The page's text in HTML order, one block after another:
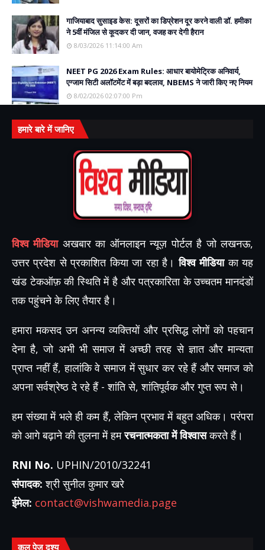
गाजियाबाद सुसाइड केस: दूसरों का डिप्रेशन दूर करने वाली डॉ. हमीका
ने 5वीं मंजिल से कूदकर दी जान, वजह कर देगी हैरान
8/03/2026 11:14:00 Am
NEET PG 2026 Exam Rules: आधार बायोमेट्रिक अनिवार्य,
एग्जाम सिटी अलॉटमेंट में बड़ा बदलाव, NBEMS ने जारी किए नए नियम
8/02/2026 02:07:00 Pm
हमारे बारे में जानिए
विश्व मीडियाअखबार का ऑनलाइन न्यूज़ पोर्टल है जो लखनऊ,
उत्तर प्रदेश से प्रकाशित किया जा रहा है।विश्व मीडियाका यह
खंड टेकऑफ़ की स्थिति में है और पत्रकारिता के उच्चतम मानदंडों
तक पहुंचने के लिए तैयार है।
हमारा मकसद उन अनन्य व्यक्तियों और प्रसिद्ध लोगों को पहचान
देना है, जो अभी भी समाज में अच्छी तरह से ज्ञात और मान्यता
प्राप्त नहीं हैं, हालांकि वे समाज में सुधार कर रहे हैं और समाज को
अपना सर्वश्रेष्ठ दे रहे हैं - शांति से, शांतिपूर्वक और गुप्त रूप से।
हम संख्या में भले ही कम हैं, लेकिन प्रभाव में बहुत अधिक। परंपरा
को आगे बढ़ाने की तुलना में हमरचनात्मकता में विश्वासकरते हैं।
RNI No. UPHIN/2010/32241
संपादक: श्री सुनील कुमार खरे
ईमेल: contact@vishwamedia.page
कुल पेज दृश्य